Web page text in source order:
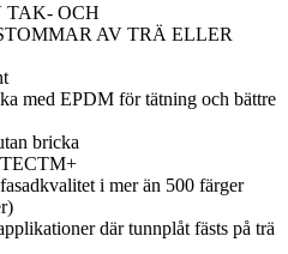
TAK- OCH
AV TRÄ ELLER
med EPDM för tätning och bättre
bricka
i mer än 500 färger
där tunnplåt fästs på trä